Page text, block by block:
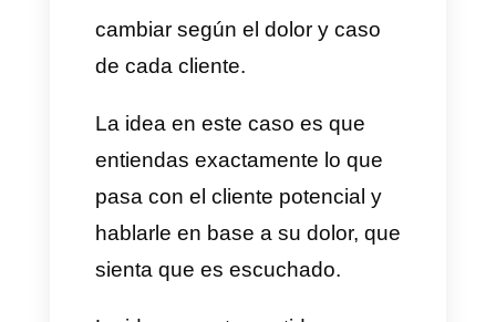
mundo del Saas.
soluciones adaptadas a la
medida de los clientes, es un
nivel de negocio poco complejo
y está hecho directamente para